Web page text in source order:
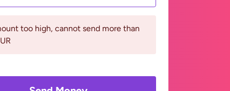
too high, cannot send more than